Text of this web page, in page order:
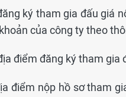
ký tham gia đấu giá
của công ty theo
điểm đăng ký tham gia
điểm nộp hồ sơ tham